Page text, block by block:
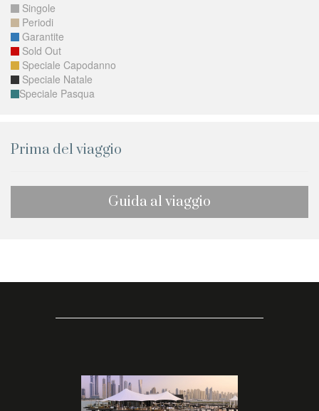
Singole
Periodi
Garantite
Sold Out
Speciale Capodanno
Speciale Natale
Speciale Pasqua
Prima del viaggio
Guida al viaggio